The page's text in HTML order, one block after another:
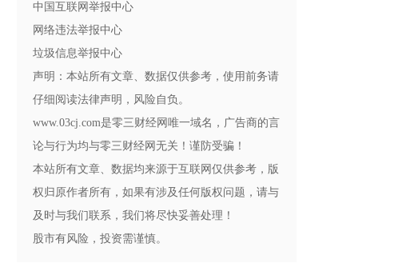
中国互联网举报中心
网络违法举报中心
垃圾信息举报中心
声明：本站所有文章、数据仅供参考，使用前务请
仔细阅读法律声明，风险自负。
www.03cj.com是零三财经网唯一域名，广告商的言
论与行为均与零三财经网无关！谨防受骗！
本站所有文章、数据均来源于互联网仅供参考，版
权归原作者所有，如果有涉及任何版权问题，请与
及时与我们联系，我们将尽快妥善处理！
股市有风险，投资需谨慎。